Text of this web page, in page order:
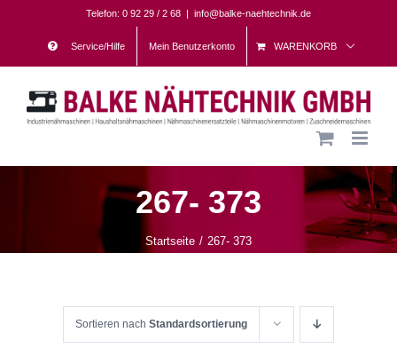
content
Telefon: 0 92 29 / 2 68 | info@balke-naehtechnik.de
Service/Hilfe Mein Benutzerkonto WARENKORB
267- 373
Startseite 267- 373
Sortieren nach Standardsortierung